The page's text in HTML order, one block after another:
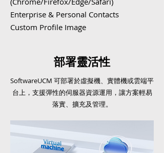
Enterprise & Personal Contacts
Custom Profile Image
部署靈活性
SoftwareUCM 可部署於虛擬機、實體機或雲端平
台上，支援彈性的伺服器資源運用，讓方案輕易
落實、擴充及管理。